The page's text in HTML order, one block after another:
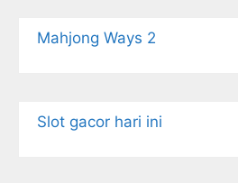
Mahjong Ways 2
Slot gacor hari ini